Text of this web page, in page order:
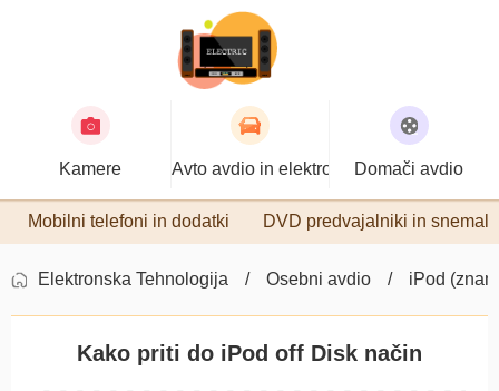
Kamere Avto avdio in elektronikaDomači avdio
Mobilni telefoni in dodatki DVD predvajalniki in
Elektronska Tehnologija Osebni avdio iPod
Kako priti do iPod off Disk način